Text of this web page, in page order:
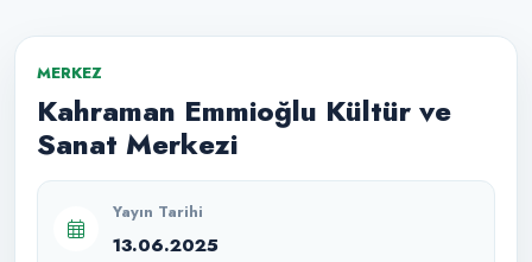
MERKEZ
Kahraman Emmioğlu Kültür ve
Sanat Merkezi
Yayın Tarihi
13.06.2025